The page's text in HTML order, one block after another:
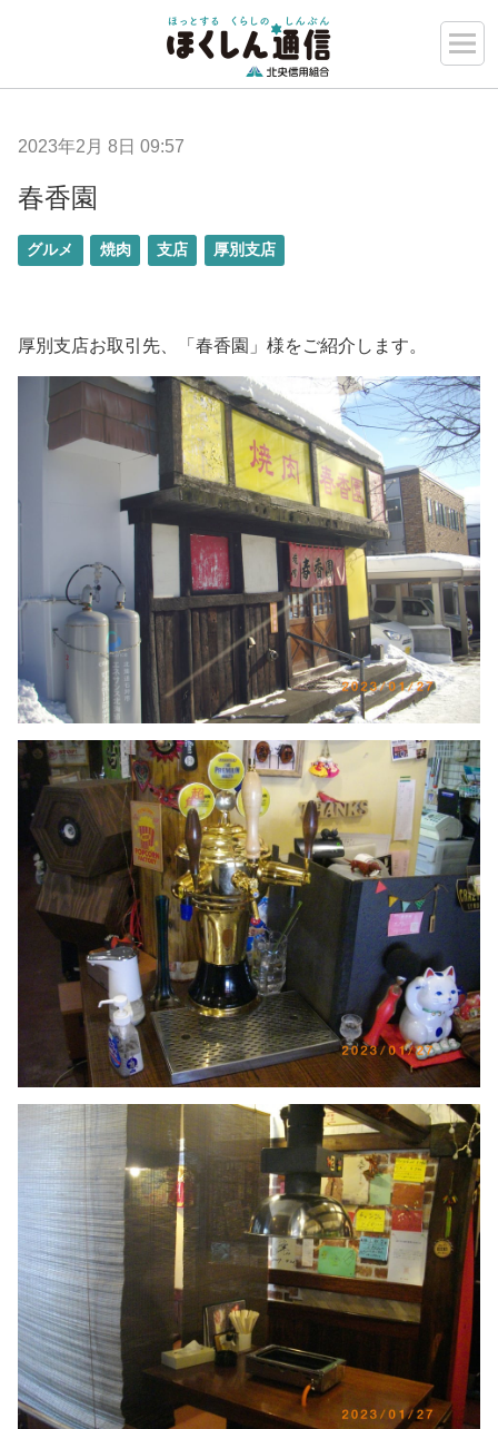
2023年2月 8日 09:57
春香園
グルメ 焼肉 支店 厚別支店
厚別支店お取引先、「春香園」様をご紹介します。